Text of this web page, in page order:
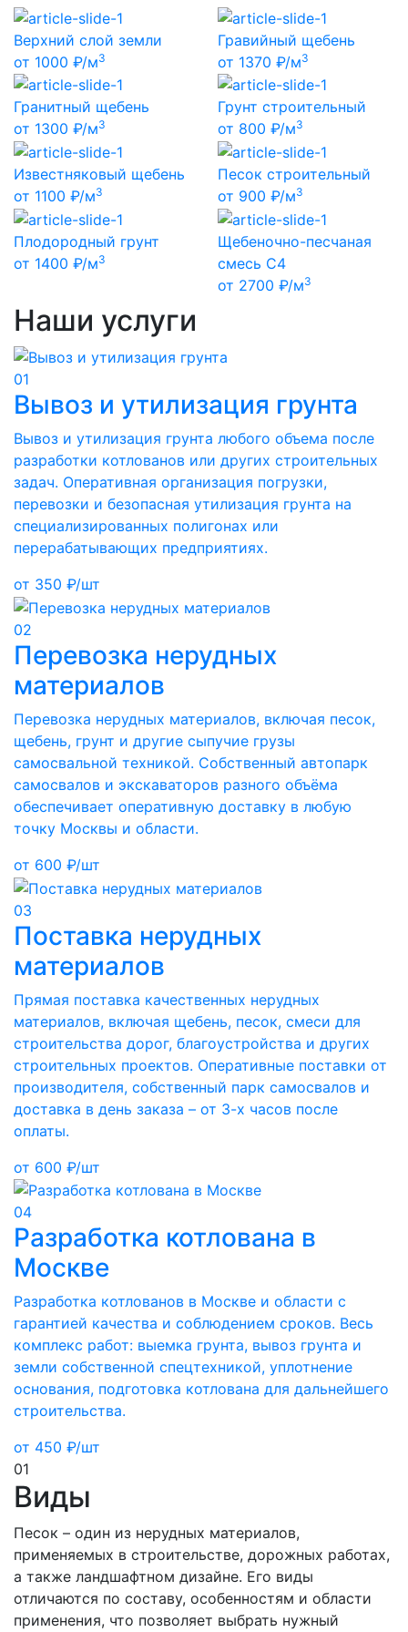
Верхний слой земли
от 1000 ₽/м3
Гравийный щебень
от 1370 ₽/м3
Гранитный щебень
от 1300 ₽/м3
Грунт строительный
от 800 ₽/м3
Известняковый щебень
от 1100 ₽/м3
Песок строительный
от 900 ₽/м3
Плодородный грунт
от 1400 ₽/м3
Щебеночно-песчаная
смесь С4
от 2700 ₽/м3
Наши услуги
01
Вывоз и утилизация грунта
Вывоз и утилизация грунта любого объема после
разработки котлованов или других строительных
задач. Оперативная организация погрузки,
перевозки и безопасная утилизация грунта на
специализированных полигонах или
перерабатывающих предприятиях.
от 350 ₽/шт
02
Перевозка нерудных
материалов
Перевозка нерудных материалов, включая песок,
щебень, грунт и другие сыпучие грузы
самосвальной техникой. Собственный автопарк
самосвалов и экскаваторов разного объёма
обеспечивает оперативную доставку в любую
точку Москвы и области.
от 600 ₽/шт
03
Поставка нерудных
материалов
Прямая поставка качественных нерудных
материалов, включая щебень, песок, смеси для
строительства дорог, благоустройства и других
строительных проектов. Оперативные поставки от
производителя, собственный парк самосвалов и
доставка в день заказа – от 3-х часов после
оплаты.
от 600 ₽/шт
04
Разработка котлована в
Москве
Разработка котлованов в Москве и области с
гарантией качества и соблюдением сроков. Весь
комплекс работ: выемка грунта, вывоз грунта и
земли собственной спецтехникой, уплотнение
основания, подготовка котлована для дальнейшего
строительства.
от 450 ₽/шт
01
Виды
Песок – один из нерудных материалов,
применяемых в строительстве, дорожных работах,
а также ландшафтном дизайне. Его виды
отличаются по составу, особенностям и области
применения, что позволяет выбрать нужный